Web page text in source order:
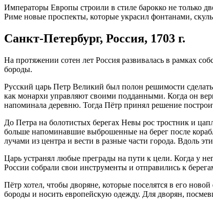
Императоры Европы строили в стиле барокко не только
Риме новые проспекты, ко­торые украсил фонтанами,
Санкт-Петербург, Россия, 1703 г.
На протяжении сотен лет Россия развивалась в рамках
бороды.
Русский царь Петр Великий был полон решимости
как монархи управляют своими подданными. Когда он
напоминала деревню. Тогда Пётр принял решение
До Петра на болотистых берегах Невы рос тростник и
больше напоминавшие выбро­шенные на берег после
лучами из центра и вести в разные части города. Вдоль
Царь устранял любые преграды на пути к цели. Когда у
России собрали свои инструменты и отправились к
Пётр хотел, чтобы дворяне, которые поселятся в его
бороды и носить европей­скую одежду. Для дворян,